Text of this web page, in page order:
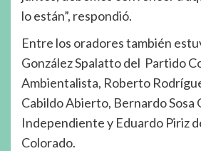
lo están”, respondió.
Entre los oradores también
González Spalatto del Partido
Ambientalista, Roberto
Cabildo Abierto, Bernardo Sosa
Independiente y Eduardo Piriz
Colorado.